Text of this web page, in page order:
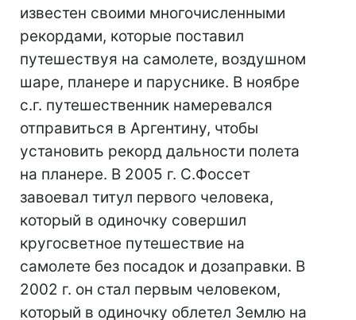
известен своими многочисленными
рекордами, которые поставил
путешествуя на самолете, воздушном
шаре, планере и паруснике. В ноябре
с.г. путешественник намеревался
отправиться в Аргентину, чтобы
установить рекорд дальности полета
на планере. В 2005 г. С.Фоссет
завоевал титул первого человека,
который в одиночку совершил
кругосветное путешествие на
самолете без посадок и дозаправки. В
2002 г. он стал первым человеком,
который в одиночку облетел Землю на